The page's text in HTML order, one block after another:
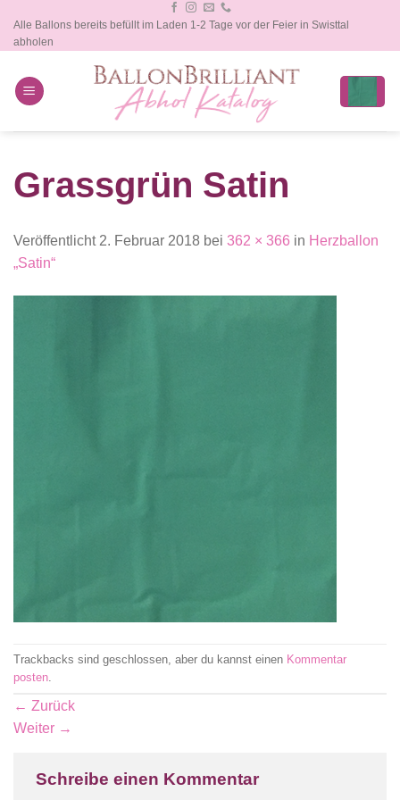
Inhalt
springen
Alle Ballons bereits befüllt im Laden 1-2 Tage vor der Feier in Swisttal
abholen
Grassgrün Satin
Veröffentlicht 2. Februar 2018 bei 362 × 366 in Herzballon
„Satin“
Trackbacks sind geschlossen, aber du kannst einen Kommentar
posten
← Zurück
Weiter →
Schreibe einen Kommentar